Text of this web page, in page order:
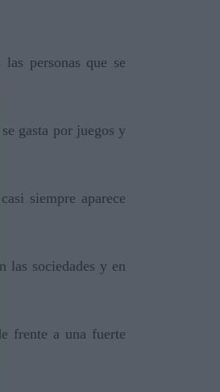
personas que se
gasta por juegos y
siempre aparece
las sociedades y en
frente a una fuerte